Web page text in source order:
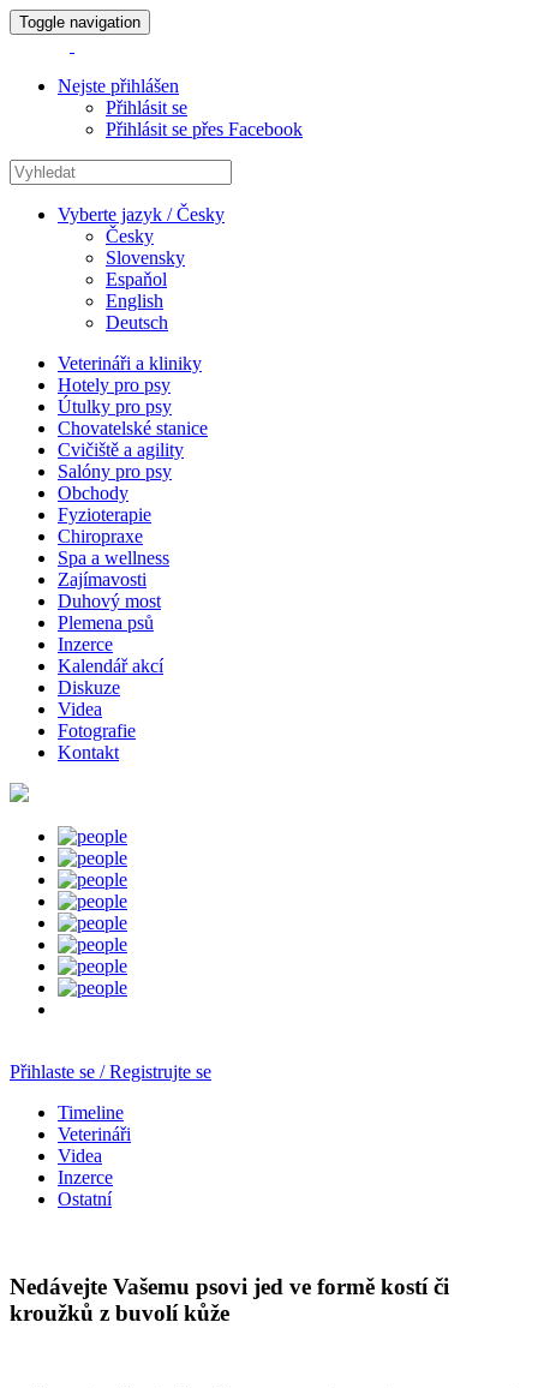
Toggle navigation
Nejste přihlášen
Přihlásit se
Přihlásit se přes Facebook
Vyberte jazyk / Česky
Česky
Slovensky
Espaňol
English
Deutsch
Veterináři a kliniky
Hotely pro psy
Útulky pro psy
Chovatelské stanice
Cvičiště a agility
Salóny pro psy
Obchody
Fyzioterapie
Chiropraxe
Spa a wellness
Zajímavosti
Duhový most
Plemena psů
Inzerce
Kalendář akcí
Diskuze
Videa
Fotografie
Kontakt
Přihlaste se / Registrujte se
Timeline
Veterináři
Videa
Inzerce
Ostatní
Nedávejte Vašemu psovi jed ve formě kostí či
kroužků z buvolí kůže